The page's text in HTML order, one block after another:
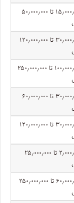
۱۵٫۰۰۰٫۰۰۰ تا ۵۰٫۰۰۰٫۰۰۰
۳۰٫۰۰۰٫۰۰۰ تا ۱۲۰٫۰۰۰٫۰۰۰
۱۰۰٫۰۰۰٫۰۰۰ تا ۲۵۰٫۰۰۰٫۰۰۰
۳۰٫۰۰۰٫۰۰۰ تا ۶۰٫۰۰۰٫۰۰۰
۳۰٫۰۰۰٫۰۰۰ تا ۱۲۰٫۰۰۰٫۰۰۰
۲٫۰۰۰٫۰۰۰ تا ۲۵٫۰۰۰٫۰۰۰
۶۰٫۰۰۰٫۰۰۰ تا ۲۵۰٫۰۰۰٫۰۰۰